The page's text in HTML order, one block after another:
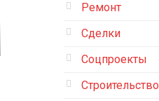
Ремонт
Сделки
Соцпроекты
Строительство